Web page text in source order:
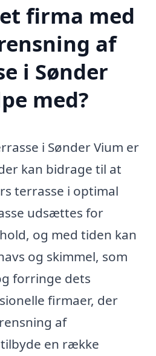
firma med
af
i Sønder
med?
i Sønder Vium er
kan bidrage til at
terrasse i optimal
udsættes for
og med tiden kan
og skimmel, som
forringe dets
firmaer, der
af
en række